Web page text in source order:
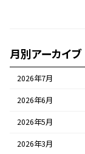
月別アーカイブ
2026年7月
2026年6月
2026年5月
2026年3月